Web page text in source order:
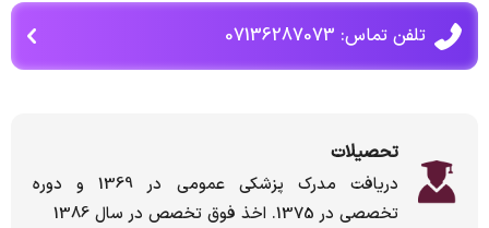
تلفن تماس: 07136287073
تحصیلات
دریافت مدرک پزشکی عمومی در 1369 و دوره
تخصصی در 1375. اخذ فوق تخصص در سال 1386